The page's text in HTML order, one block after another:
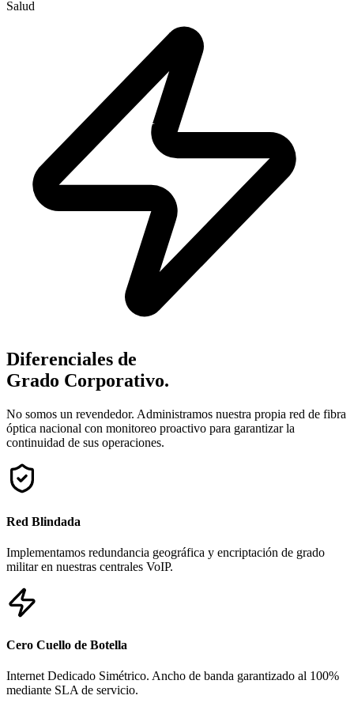
Salud
Diferenciales de
Grado Corporativo.
No somos un revendedor. Administramos nuestra propia red de fibra
óptica nacional con monitoreo proactivo para garantizar la
continuidad de sus operaciones.
Red Blindada
Implementamos redundancia geográfica y encriptación de grado
militar en nuestras centrales VoIP.
Cero Cuello de Botella
Internet Dedicado Simétrico. Ancho de banda garantizado al 100%
mediante SLA de servicio.